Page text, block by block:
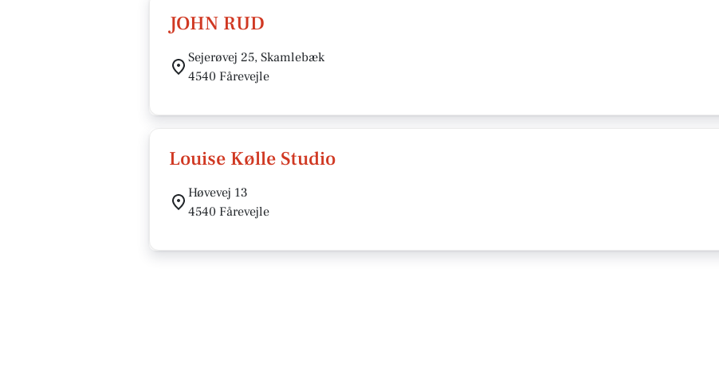
JOHN RUD
Sejerøvej 25, Skamlebæk
4540 Fårevejle
Louise Kølle Studio
Høvevej 13
4540 Fårevejle